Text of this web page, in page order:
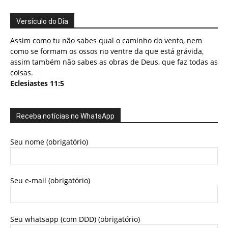
Versículo do Dia
Assim como tu não sabes qual o caminho do vento, nem
como se formam os ossos no ventre da que está grávida,
assim também não sabes as obras de Deus, que faz todas as
coisas.
Eclesiastes 11:5
Receba notícias no WhatsApp
Seu nome (obrigatório)
Seu e-mail (obrigatório)
Seu whatsapp (com DDD) (obrigatório)